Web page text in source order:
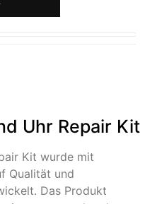
Uhr Repair Kit
Kit wurde mit
Qualität und
Das Produkt